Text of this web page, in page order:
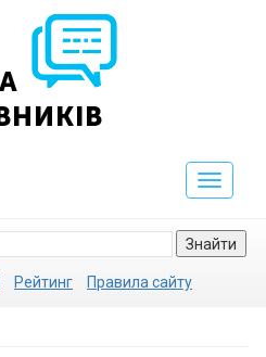
Toggle
Знайти
Рейтинг Правила сайту